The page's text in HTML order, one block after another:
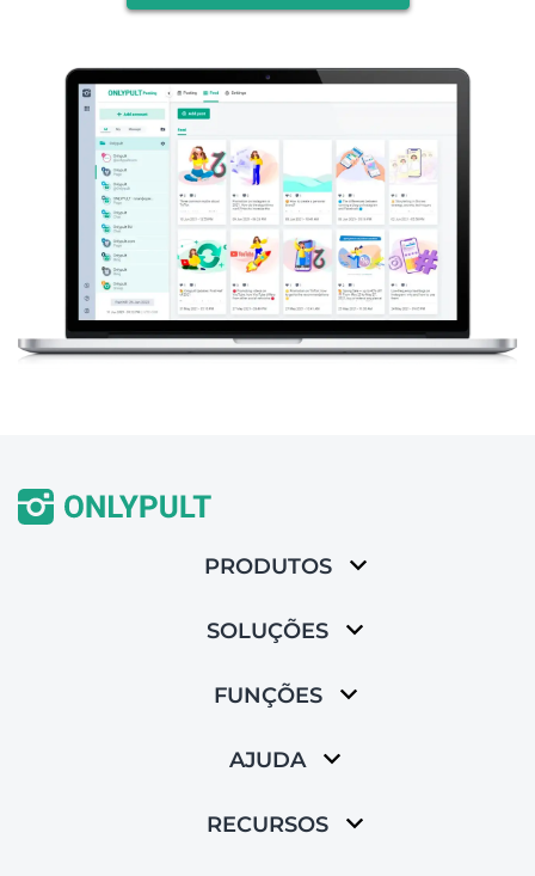
PRODUTOS
SOLUÇÕES
FUNÇÕES
AJUDA
RECURSOS